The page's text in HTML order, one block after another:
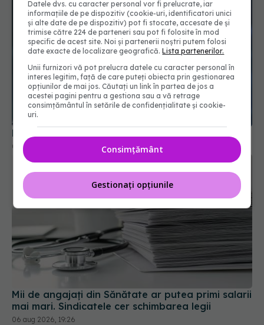
Bonnie Tyler a murit
09 iul 2026, 13:50
Mii de angajați din Sănătate ar putea primi salarii
mai mari. Sindicatele cer schimbarea legii
06 aug 2026, 19:26
Datele dvs. cu caracter personal vor fi prelucrate, iar
informațiile de pe dispozitiv (cookie-uri, identificatori unici
și alte date de pe dispozitiv) pot fi stocate, accesate de și
trimise către 224 de parteneri sau pot fi folosite în mod
specific de acest site. Noi și partenerii noștri putem folosi
date exacte de localizare geografică.Lista partenerilor.
Unii furnizori vă pot prelucra datele cu caracter personal în
interes legitim, față de care puteți obiecta prin gestionarea
opțiunilor de mai jos. Căutați un link în partea de jos a
acestei pagini pentru a gestiona sau a vă retrage
consimțământul în setările de confidențialitate și cookie-
uri.
Consimțământ
Gestionați opțiunile